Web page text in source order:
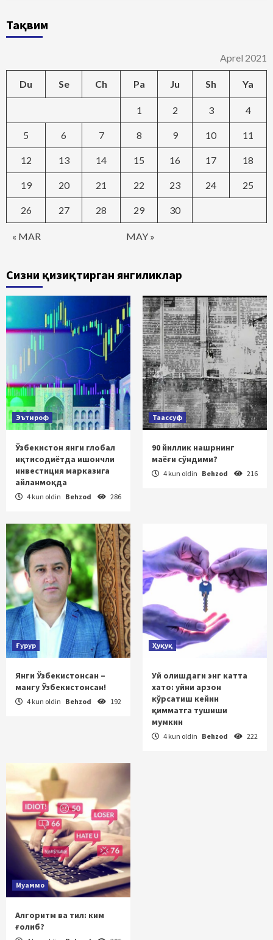
Тақвим
Aprel 2021
Du Se Ch Pa Ju Sh Ya
« MAR MAY »
1 2 3 4
5 6 7 8 9 10 11
12 13 14 15 16 17 18
19 20 21 22 23 24 25
26 27 28 29 30
Сизни қизиқтирган янгиликлар
Эътироф
Ўзбекистон янги глобал
иқтисодиётда ишончли
инвестиция марказига
айланмоқда
4 kun oldin Behzod 286
Таассуф
90 йиллик нашрнинг
маёғи сўндими?
4 kun oldin Behzod 216
Ғурур
Янги Ўзбекистонсан –
мангу Ўзбекистонсан!
4 kun oldin Behzod 192
Ҳуқуқ
Уй олишдаги энг катта
хато: уйни арзон
кўрсатиш кейин
қимматга тушиши
мумкин
4 kun oldin Behzod 222
Муаммо
Алгоритм ва тил: ким
ғолиб?